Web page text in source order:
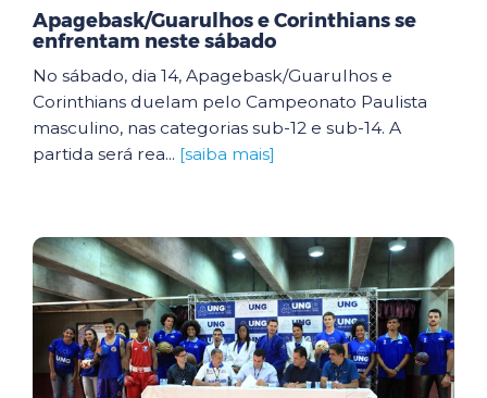
Apagebask/Guarulhos e Corinthians se
enfrentam neste sábado
No sábado, dia 14, Apagebask/Guarulhos e
Corinthians duelam pelo Campeonato Paulista
masculino, nas categorias sub-12 e sub-14. A
partida será rea... [saiba mais]